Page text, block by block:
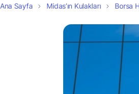
Ana Sayfa Midas’ın Kulakları Borsa